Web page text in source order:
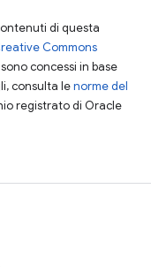
di questa
Commons
concessi in base
consulta lenorme del
registrato di Oracle